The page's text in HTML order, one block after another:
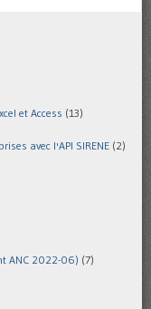
et Access (13)
avec l'API SIRENE (2)
ANC 2022-06) (7)